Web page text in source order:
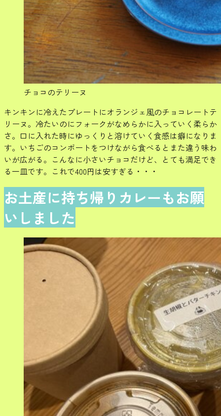
チョコのテリーヌ
キンキンに冷えたプレートにオランジェ風のチョコレートテ
リーヌ。冷たいのにフォークがなめらかに入っていく柔らか
さ。口に入れた時にゆっくりと溶けていく食感は癖になりま
す。いちごのコンポートをつけながら食べるとまた違う味わ
いが広がる。こんなに小さいチョコだけど、とても満足でき
る一皿です。これで400円は安すぎる・・・
お土産に持ち帰りカレーもお願
いしました